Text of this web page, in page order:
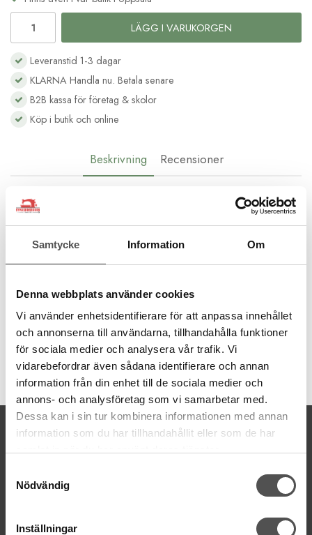
Samtycke Information Om
Denna webbplats använder cookies
Vi använder enhetsidentifierare för att anpassa innehållet
och annonserna till användarna, tillhandahålla funktioner
för sociala medier och analysera vår trafik. Vi
vidarebefordrar även sådana identifierare och annan
information från din enhet till de sociala medier och
annons- och analysföretag som vi samarbetar med.
Dessa kan i sin tur kombinera informationen med annan
information som du har tillhandahållit eller som de har
Nödvändig
Inställningar
LÄGG I VARUKORGEN
Leveranstid 1-3 dagar
KLARNA Handla nu. Betala senare
B2B kassa för företag & skolor
Köp i butik och online
Beskrivning Recensioner
Metallspänne med nyckelring för att göra
egna nyckelband, nyckelhållare
Snabbt och enkelt gör du egna nyckelband.
ändarna på bandet. Klart.
Passar bandbredd 25 mm
Säljs styckvis.
Artikelnummer:
417110
KONTAKTA OSS
kontakt@symaskinsboden.se
Tel. 018-150525